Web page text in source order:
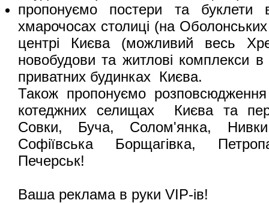
пропонуємо постери та буклети
хмарочосах столиці (на
центрі Києва (можливий весь
новобудови та житлові комплекси
приватних будинках Києва.
Також пропонуємо
котеджних селищах Києва та
Совки, Буча, Солом'янка,
Софіївська Борщагівка,
Печерськ!
Ваша реклама в руки VIP-ів!